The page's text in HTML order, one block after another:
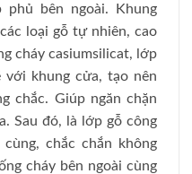
bên ngoài. Khung
loại gỗ tự nhiên, cao
cháy casiumsilicat, lớp
khung cửa, tạo nên
chắc. Giúp ngăn chặn
Sau đó, là lớp gỗ công
chắc chắn không
cháy bên ngoài cùng